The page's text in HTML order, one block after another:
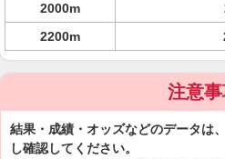
2000m
2200m
注意
結果・成績・オッズなどのデータは
し確認してください。